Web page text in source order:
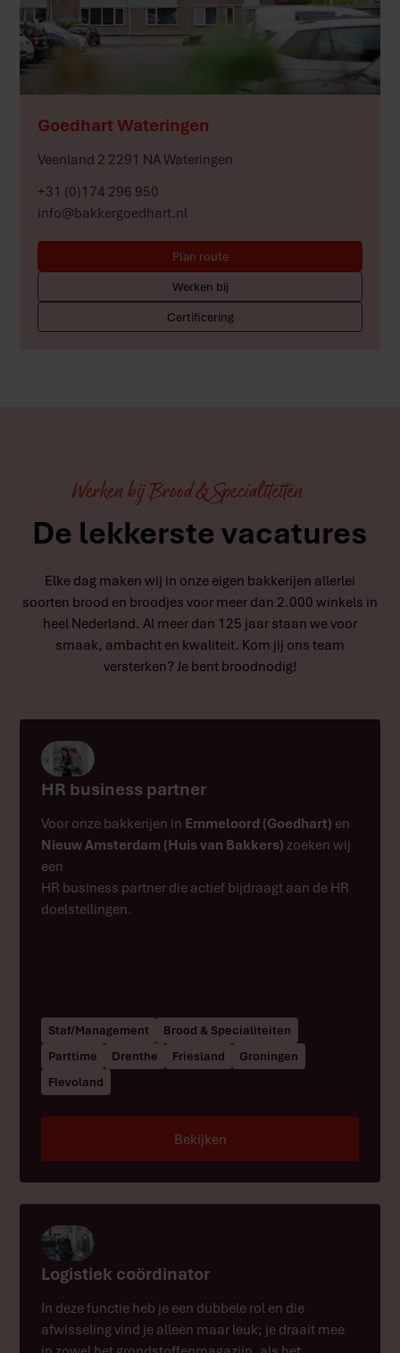
Goedhart Wateringen
Veenland 2 2291 NA Wateringen
+31 (0)174 296 950
info@bakkergoedhart.nl
Plan route
Werken bij
Certificering
Werken bij Brood & Specialiteiten
De lekkerste vacatures
Elke dag maken wij in onze eigen bakkerijen allerlei
soorten brood en broodjes voor meer dan 2.000 winkels in
heel Nederland. Al meer dan 125 jaar staan we voor
smaak, ambacht en kwaliteit. Kom jij ons team
versterken? Je bent broodnodig!
HR business partner
Voor onze bakkerijen in Emmeloord (Goedhart) en
Nieuw Amsterdam (Huis van Bakkers) zoeken wij
een
HR business partner die actief bijdraagt aan de HR
doelstellingen.
Staf/Management
Brood & Specialiteiten
Parttime
Drenthe Friesland
Groningen
Flevoland
Bekijken
Logistiek coördinator
In deze functie heb je een dubbele rol en die
afwisseling vind je alleen maar leuk; je draait mee